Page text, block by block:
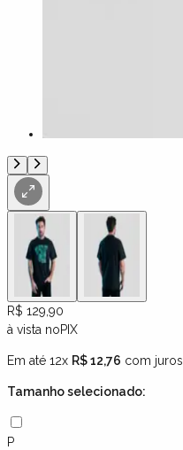
R$ 129,90
à vista noPIX
Em até 12x R$ 12,76 com juros
Tamanhoselecionado:
P